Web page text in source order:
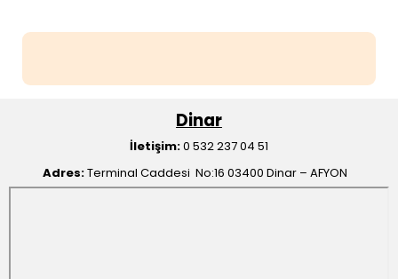
Dinar
İletişim:0 532 237 04 51
Adres:Terminal Caddesi No:16 03400 Dinar – AFYON